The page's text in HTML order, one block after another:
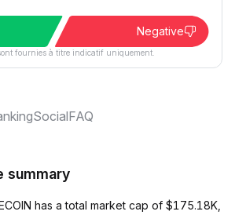
Negative
fournies à titre indicatif uniquement.
SocialFAQ
summary
has a total market cap of $175.18K,